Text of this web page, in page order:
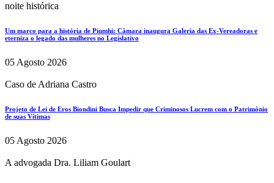
noite histórica
Um marco para a história de Piumhi: Câmara inaugura Galeria das Ex-Vereadoras e
eterniza o legado das mulheres no Legislativo
05 Agosto 2026
Caso de Adriana Castro
Projeto de Lei de Eros Biondini Busca Impedir que Criminosos Lucrem com o Patrimônio
de suas Vítimas
05 Agosto 2026
A advogada Dra. Liliam Goulart